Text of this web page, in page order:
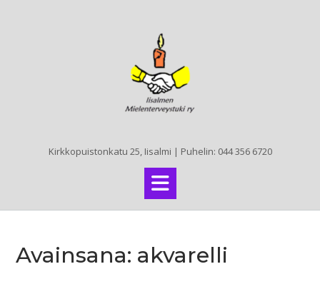
Kirkkopuistonkatu 25, Iisalmi | Puhelin: 044 356 6720
Avainsana: akvarelli